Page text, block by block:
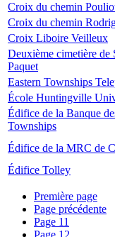
Croix du chemin
Croix du chemin
Croix Liboire Veilleux
Deuxième cimetière de
Paquet
Eastern Townships
École Huntingville
Édifice de la Banque
Townships
Édifice de la MRC de
Édifice Tolley
Première page
Page précédente
Page 11
Page 12